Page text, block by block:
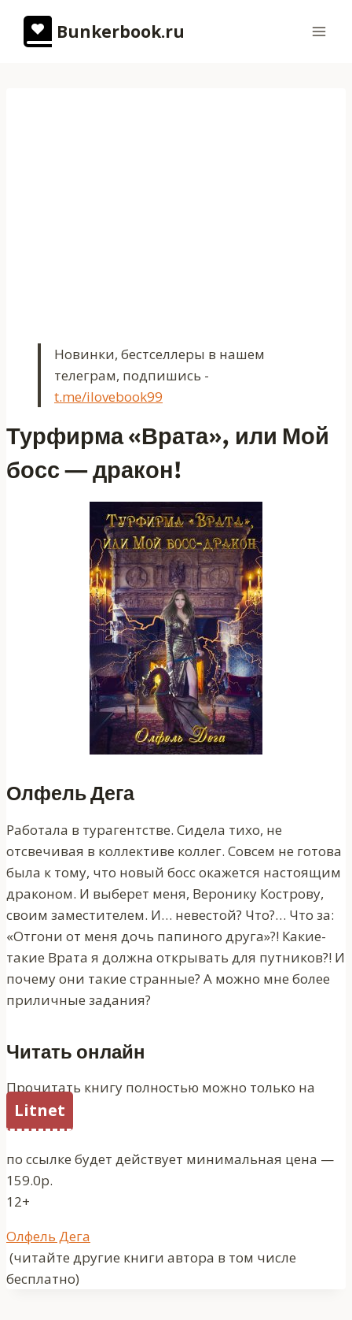
содержимому
Bunkerbook.ru
Новинки, бестселлеры в нашем
телеграм, подпишись -
t.me/ilovebook99
Турфирма «Врата», или Мой
босс — дракон!
Олфель Дега
Работала в турагентстве. Сидела тихо, не
отсвечивая в коллективе коллег. Совсем не готова
была к тому, что новый босс окажется настоящим
драконом. И выберет меня, Веронику Кострову,
своим заместителем. И… невестой? Что?… Что за:
«Отгони от меня дочь папиного друга»?! Какие-
такие Врата я должна открывать для путников?! И
почему они такие странные? А можно мне более
приличные задания?
Читать онлайн
Прочитать книгу полностью можно только на
Litnet
по ссылке будет действует минимальная цена —
159.0р.
12+
Метки
записи:
Олфель Дега
(читайте другие книги автора в том числе
бесплатно)